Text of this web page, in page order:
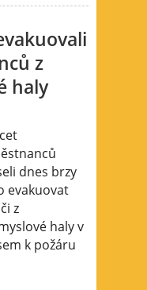
z
haly
dnes brzy
evakuovat
z
haly v
k požáru